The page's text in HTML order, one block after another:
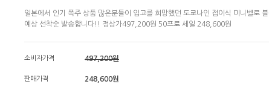
일본에서 인기 폭주 상품 많은분들이 입고를 희망했던 도쿄나인 접이식 미니벨로
예상 선착순 발송합니다!! 정상가497,200원 50프로 세일 248,600원
소비자가격 497,200원
판매가격 248,600원